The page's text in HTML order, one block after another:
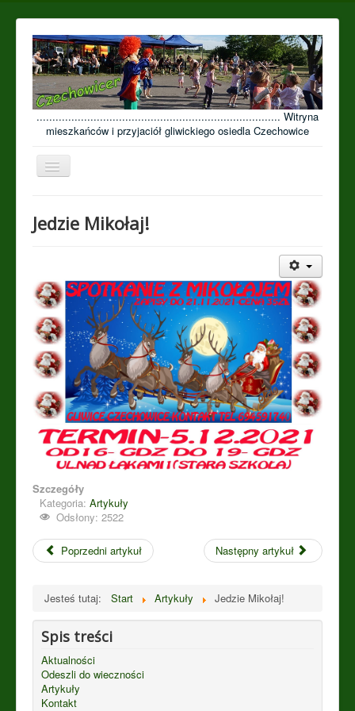
............................................................................. Witryna
mieszkańców i przyjaciół gliwickiego osiedla Czechowice
Przełącz
nawigację
Open menu
Jedzie Mikołaj!
Szczegóły
Kategoria: Artykuły
Odsłony: 2522
Poprzedni artykuł Następny artykuł
Jesteś tutaj: Start Artykuły Jedzie Mikołaj!
Spis treści
Aktualności
Odeszli do wieczności
Artykuły
Kontakt